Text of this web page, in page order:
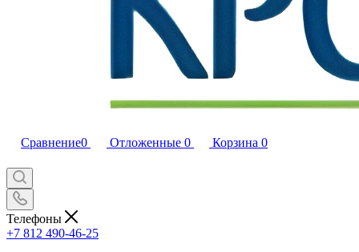
Сравнение0 Отложенные 0 Корзина 0
Телефоны
+7 812 490-46-25